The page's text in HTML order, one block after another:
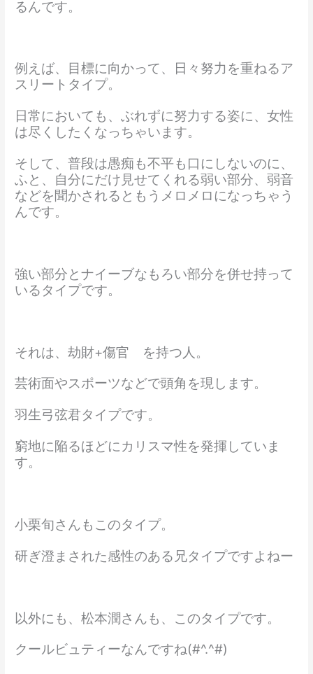
るんです。
例えば、目標に向かって、日々努力を重ねるア
スリートタイプ。
日常においても、ぶれずに努力する姿に、女性
は尽くしたくなっちゃいます。
そして、普段は愚痴も不平も口にしないのに、
ふと、自分にだけ見せてくれる弱い部分、弱音
などを聞かされるともうメロメロになっちゃう
んです。
強い部分とナイーブなもろい部分を併せ持って
いるタイプです。
それは、劫財+傷官 を持つ人。
芸術面やスポーツなどで頭角を現します。
羽生弓弦君タイプです。
窮地に陥るほどにカリスマ性を発揮していま
す。
小栗旬さんもこのタイプ。
研ぎ澄まされた感性のある兄タイプですよねー
以外にも、松本潤さんも、このタイプです。
クールビュティーなんですね(#^.^#)